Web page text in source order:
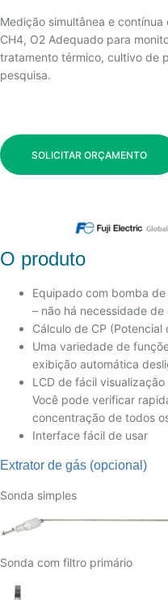
Medição simultânea e
CH4, O2 Adequado para
tratamento térmico, cultivo de
pesquisa.
SOLICITAR ORÇAMENTO
O produto
Equipado com bomba
– não há necessidade
Cálculo de CP
Uma variedade de
exibição automática
LCD de fácil visualização
Você pode verificar
concentração de todos
Interface fácil de usar
Extrator de gás (opcional)
Sonda simples
Sonda com filtro primário